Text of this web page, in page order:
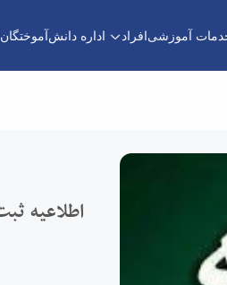
اداره دانش‌آموختگان افرادآموزشی